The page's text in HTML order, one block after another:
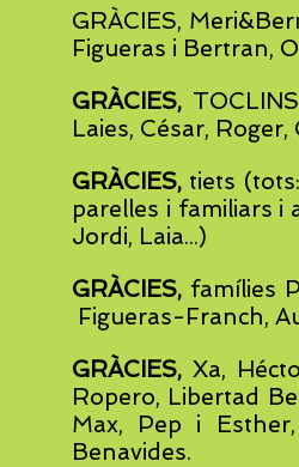
GRÀCIES,
Figueras i Bertran,
GRÀCIES,
Laies, César,
GRÀCIES, tiets
parelles i familiars i
Jordi, Laia...)
GRÀCIES, famílies
Figueras-Franch,
GRÀCIES, Xa,
Ropero, Libertad
Max, Pep i
Benavides.